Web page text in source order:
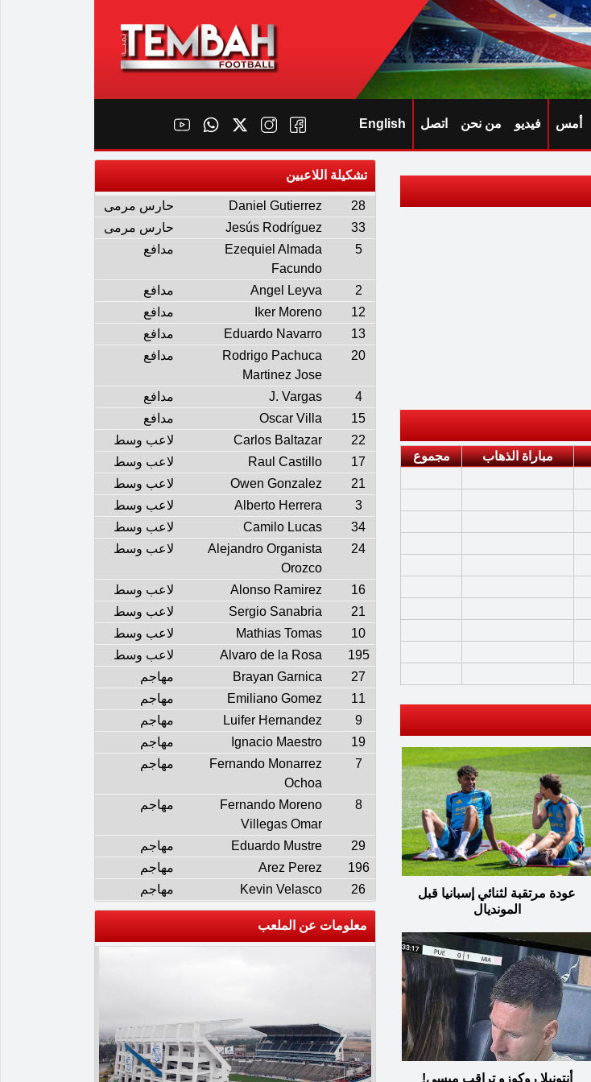
أمس فيديو من نحن اتصل English
مباراة الذهاب
مجموع
عودة مرتقبة لثنائي إسبانيا قبل
المونديال
أنتونيلا روكوزو تراقب ميسي!
تشكيلة اللاعبين
28
Daniel Gutierrez
حارس مرمى
33
Jesús Rodríguez
حارس مرمى
5
Ezequiel Almada
Facundo
مدافع
2
Angel Leyva
مدافع
12
Iker Moreno
مدافع
13
Eduardo Navarro
مدافع
20
Rodrigo Pachuca
Martinez Jose
مدافع
4
J. Vargas
مدافع
15
Oscar Villa
مدافع
22
Carlos Baltazar
لاعب وسط
17
Raul Castillo
لاعب وسط
21
Owen Gonzalez
لاعب وسط
3
Alberto Herrera
لاعب وسط
34
Camilo Lucas
لاعب وسط
24
Alejandro Organista
Orozco
لاعب وسط
16
Alonso Ramirez
لاعب وسط
21
Sergio Sanabria
لاعب وسط
10
Mathias Tomas
لاعب وسط
195
Alvaro de la Rosa
لاعب وسط
27
Brayan Garnica
مهاجم
11
Emiliano Gomez
مهاجم
9
Luifer Hernandez
مهاجم
19
Ignacio Maestro
مهاجم
7
Fernando Monarrez
Ochoa
مهاجم
8
Fernando Moreno
Villegas Omar
مهاجم
29
Eduardo Mustre
مهاجم
196
Arez Perez
مهاجم
26
Kevin Velasco مهاجم
معلومات عن الملعب